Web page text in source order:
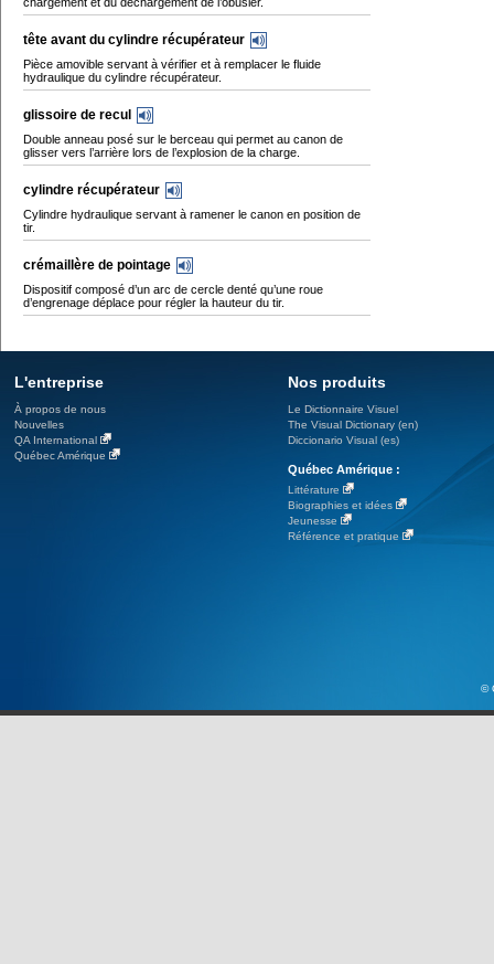
tête avant du cylindre récupérateur
Pièce amovible servant à vérifier et à remplacer le fluide
hydraulique du cylindre récupérateur.
glissoire de recul
Double anneau posé sur le berceau qui permet au canon de
glisser vers l’arrière lors de l’explosion de la charge.
cylindre récupérateur
Cylindre hydraulique servant à ramener le canon en position de
tir.
crémaillère de pointage
Dispositif composé d’un arc de cercle denté qu’une roue
d’engrenage déplace pour régler la hauteur du tir.
L'entreprise
À propos de nous
Nouvelles
QA International
Québec Amérique
Nos produits
Le Dictionnaire Visuel
The Visual Dictionary (en)
Diccionario Visual (es)
Québec Amérique :
Littérature
Biographies et idées
Jeunesse
Référence et pratique
©